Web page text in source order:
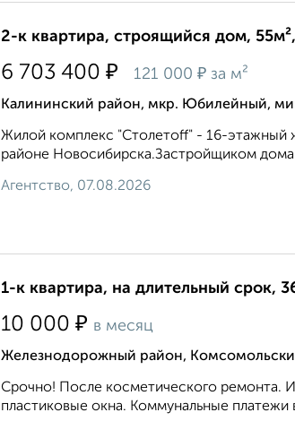
2-к квартира, строящийся дом,
6 703 400 ₽ 121 000 ₽ за м²
Калининский район, мкр. Юбилейный,
Жилой комплекс "Столетоff" - 16-этажный
районе Новосибирска.Застройщиком
Агентство, 07.08.2026
1-к квартира, на длительный срок,
10 000 ₽ в месяц
Железнодорожный район,
Срочно! После косметического ремонта.
пластиковые окна. Коммунальные платежи